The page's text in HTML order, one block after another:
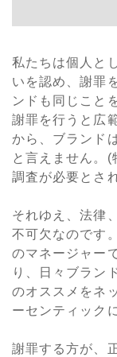
私たちは個人と
いを認め、謝罪
ンドも同じこと
謝罪を行うと広
から、ブランド
と言えません。
調査が必要とさ
それゆえ、法律
不可欠なのです
のマネージャー
り、日々ブラン
のオススメをネ
ーセンティック
謝罪する方が、